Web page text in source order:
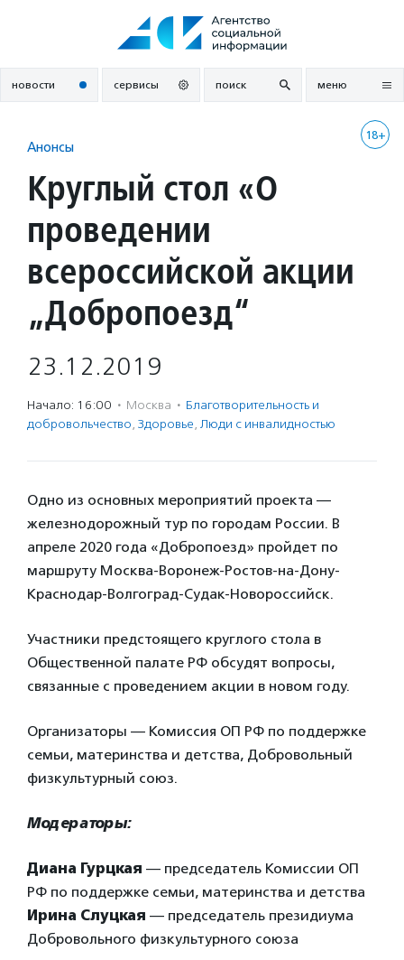
новости сервисы поиск меню
18+
Анонсы
Круглый стол «О
проведении
всероссийской акции
„Добропоезд“
23.12.2019
Начало: 16:00 · Москва · Благотвори­тель­ность и
доброволь­чест­во, Здоровье, Люди с инвалидностью
Одно из основных мероприятий проекта —
железнодорожный тур по городам России. В
апреле 2020 года «Добропоезд» пройдет по
маршруту Москва-Воронеж-Ростов-на-Дону-
Краснодар-Волгоград-Судак-Новороссийск.
Участники предстоящего круглого стола в
Общественной палате РФ обсудят вопросы,
связанные с проведением акции в новом году.
Организаторы — Комиссия ОП РФ по поддержке
семьи, материнства и детства, Добровольный
физкультурный союз.
Модераторы:
Диана Гурцкая — председатель Комиссии ОП
РФ по поддержке семьи, материнства и детства
Ирина Слуцкая — председатель президиума
Добровольного физкультурного союза